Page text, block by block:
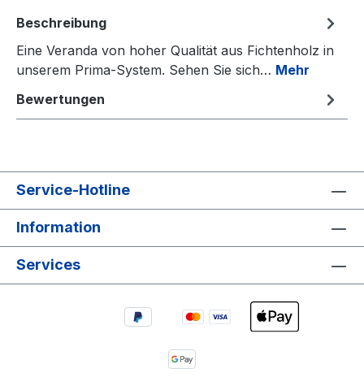
Beschreibung
Eine Veranda von hoher Qualität aus Fichtenholz in
unserem Prima-System. Sehen Sie sich… Mehr
Bewertungen
Service-Hotline
Information
Services